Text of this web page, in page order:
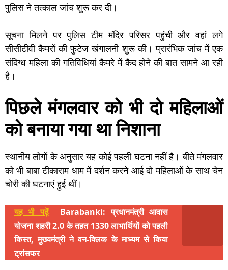
पुलिस ने तत्काल जांच शुरू कर दी।
सूचना मिलने पर पुलिस टीम मंदिर परिसर पहुंची और वहां लगे
सीसीटीवी कैमरों की फुटेज खंगालनी शुरू की। प्रारंभिक जांच में एक
संदिग्ध महिला की गतिविधियां कैमरे में कैद होने की बात सामने आ रही
है।
पिछले मंगलवार को भी दो महिलाओं
को बनाया गया था निशाना
स्थानीय लोगों के अनुसार यह कोई पहली घटना नहीं है। बीते मंगलवार
को भी बाबा टीकाराम धाम में दर्शन करने आई दो महिलाओं के साथ चेन
चोरी की घटनाएं हुई थीं।
यह भी पढ़ें
Barabanki: प्रधानमंत्री आवास
योजना शहरी 2.0 के तहत 1330 लाभार्थियों को पहली
किस्त, मुख्यमंत्री ने वन-क्लिक के माध्यम से किया
ट्रांसफर